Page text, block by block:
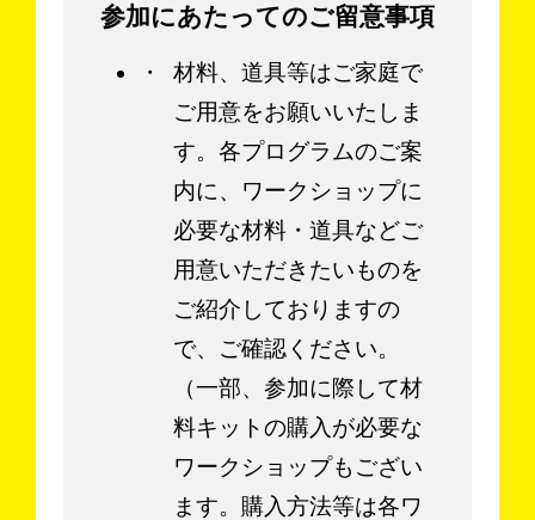
参加にあたってのご留意事項
材料、道具等はご家庭で
ご用意をお願いいたしま
す。各プログラムのご案
内に、ワークショップに
必要な材料・道具などご
用意いただきたいものを
ご紹介しておりますの
で、ご確認ください。
（一部、参加に際して材
料キットの購入が必要な
ワークショップもござい
ます。購入方法等は各ワ